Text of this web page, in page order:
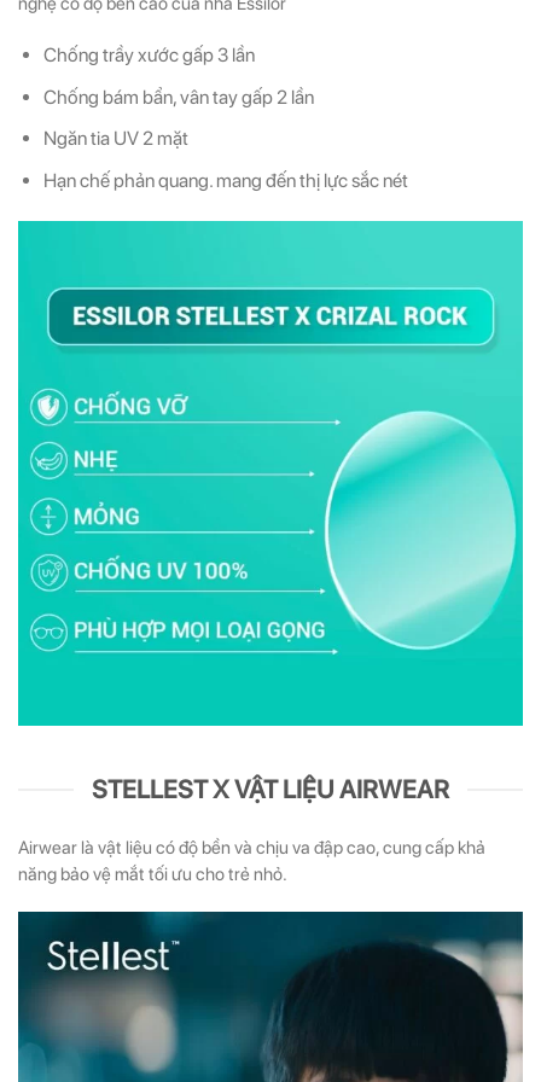
Chống trầy xước gấp 3 lần
Chống bám bẩn, vân tay gấp 2 lần
Ngăn tia UV 2 mặt
Hạn chế phản quang. mang đến thị lực sắc nét
STELLEST X VẬT LIỆU AIRWEAR
Airwear là vật liệu có độ bền và chịu va đập cao, cung cấp khả
năng bảo vệ mắt tối ưu cho trẻ nhỏ.